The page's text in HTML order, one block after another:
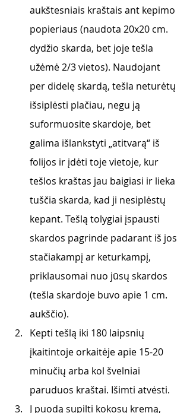
aukštesniais kraštais ant kepimo
popieriaus (naudota 20x20 cm.
dydžio skarda, bet joje tešla
užėmė 2/3 vietos). Naudojant
per didelę skardą, tešla neturėtų
išsiplėsti plačiau, negu ją
suformuosite skardoje, bet
galima išlankstyti „atitvarą“ iš
folijos ir įdėti toje vietoje, kur
tešlos kraštas jau baigiasi ir lieka
tuščia skarda, kad ji nesiplėstų
kepant. Tešlą tolygiai įspausti
skardos pagrinde padarant iš jos
stačiakampį ar keturkampį,
priklausomai nuo jūsų skardos
(tešla skardoje buvo apie 1 cm.
aukščio).
Kepti tešlą iki 180 laipsnių
įkaitintoje orkaitėje apie 15-20
minučių arba kol švelniai
paruduos kraštai. Išimti atvėsti.
Į puodą supilti kokosų kremą,